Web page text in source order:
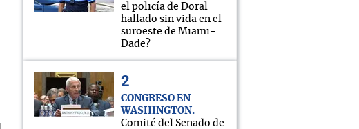
el policía de Doral
hallado sin vida en el
suroeste de Miami-
Dade?
CONGRESO EN
WASHINGTON
Comité del Senado de